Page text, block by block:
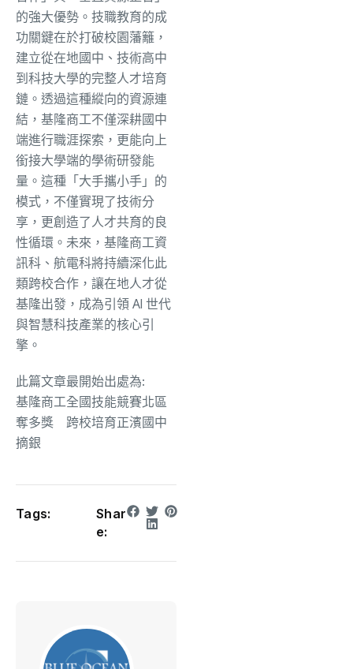
的強大優勢。技職教育的成
功關鍵在於打破校園藩籬，
建立從在地國中、技術高中
到科技大學的完整人才培育
鏈。透過這種縱向的資源連
結，基隆商工不僅深耕國中
端進行職涯探索，更能向上
銜接大學端的學術研發能
量。這種「大手攜小手」的
模式，不僅實現了技術分
享，更創造了人才共育的良
性循環。未來，基隆商工資
訊科、航電科將持續深化此
類跨校合作，讓在地人才從
基隆出發，成為引領 AI 世代
與智慧科技產業的核心引
擎。
此篇文章最開始出處為:
基隆商工全國技能競賽北區
奪多獎 跨校培育正濱國中
摘銀
Tags:
Shar
e: